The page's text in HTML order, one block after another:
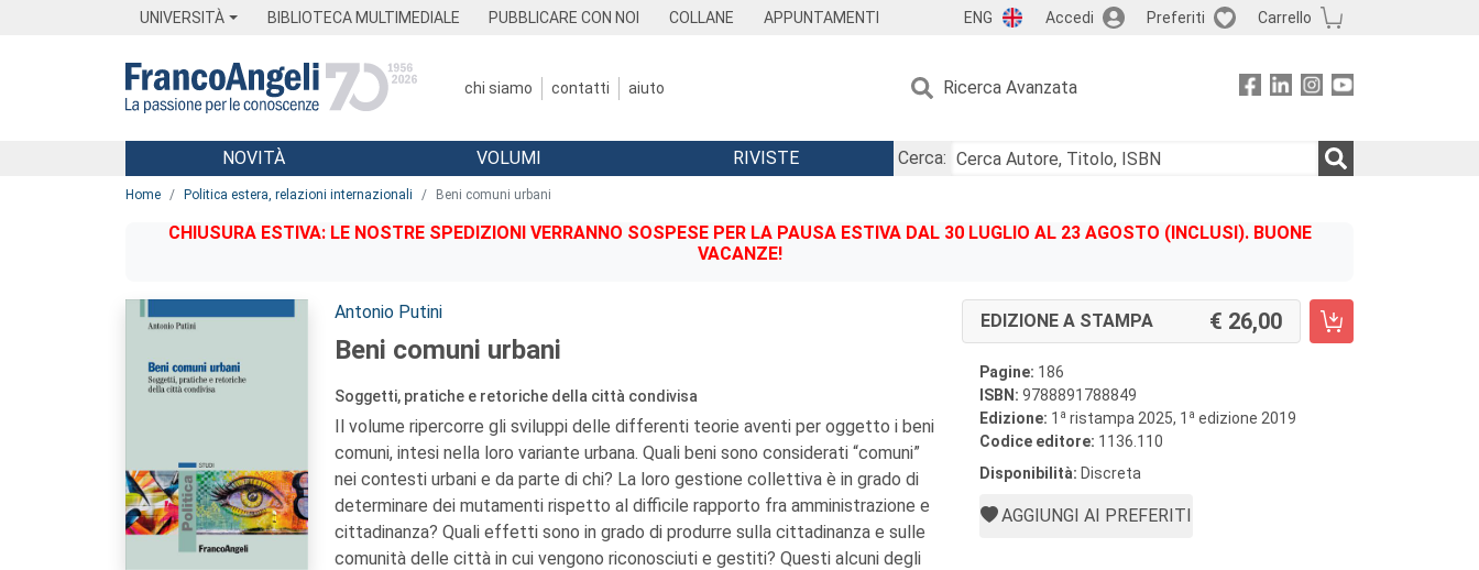
UNIVERSITÀ BIBLIOTECA MULTIMEDIALE PUBBLICARE CON NOI COLLANE APPUNTAMENTI ENG Accedi Preferiti Carrello
chi siamo contatti aiuto Ricerca Avanzata
Menu
NOVITÀ VOLUMI RIVISTE
Cerca:
Home Politica estera, relazioni internazionali Beni comuni urbani
CHIUSURA ESTIVA: LE NOSTRE SPEDIZIONI VERRANNO SOSPESE PER LA PAUSA ESTIVA DAL 30 LUGLIO AL 23 AGOSTO (INCLUSI). BUONE
VACANZE!
Autori:
Antonio Putini
Beni comuni urbani
Soggetti, pratiche e retoriche della città condivisa
Il volume ripercorre gli sviluppi delle differenti teorie aventi per oggetto i beni
comuni, intesi nella loro variante urbana. Quali beni sono considerati “comuni”
nei contesti urbani e da parte di chi? La loro gestione collettiva è in grado di
determinare dei mutamenti rispetto al difficile rapporto fra amministrazione e
cittadinanza? Quali effetti sono in grado di produrre sulla cittadinanza e sulle
comunità delle città in cui vengono riconosciuti e gestiti? Questi alcuni degli
EDIZIONE A STAMPA 26,00
Pagine: 186
ISBN: 9788891788849
Edizione: 1 a ristampa 2025, 1 a edizione 2019
Codice editore: 1136.110
Disponibilità: Discreta
AGGIUNGI AI PREFERITI